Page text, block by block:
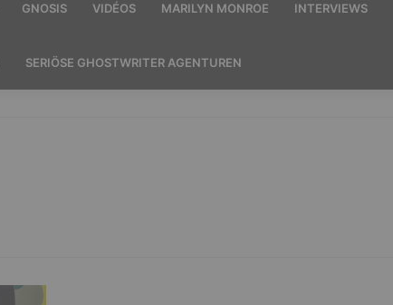
GNOSIS VIDÉOS MARILYN MONROE INTERVIEWS
SERIÖSE GHOSTWRITER AGENTUREN